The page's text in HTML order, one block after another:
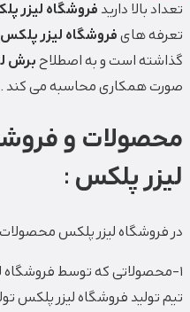
تعداد بالا دارید فروشگاه لیزر
تعرفه هایفروشگاه لیزر پلکس
گذاشته است و به اصطلاحبرش
صورت همکاری محاسبه می کند .
محصولات و
لیزر پلکس :
در فروشگاه لیزر پلکس
1-محصولاتی که توسط
تیم تولید فروشگاه لیزر پلکس